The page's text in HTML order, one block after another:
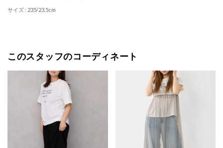
サイズ : 235/23.5cm
このスタッフのコーディネート